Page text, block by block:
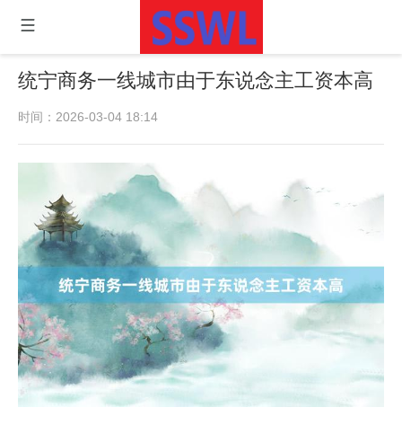
统宁商务一线城市由于东说念主工资本高
时间：2026-03-04 18:14